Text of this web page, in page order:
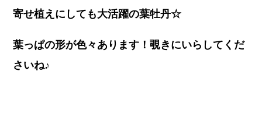
寄せ植えにしても大活躍の葉牡丹☆
葉っぱの形が色々あります！覗きにいらしてくだ
さいね♪